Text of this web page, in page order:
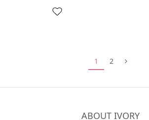
1 2
ABOUT IVORY